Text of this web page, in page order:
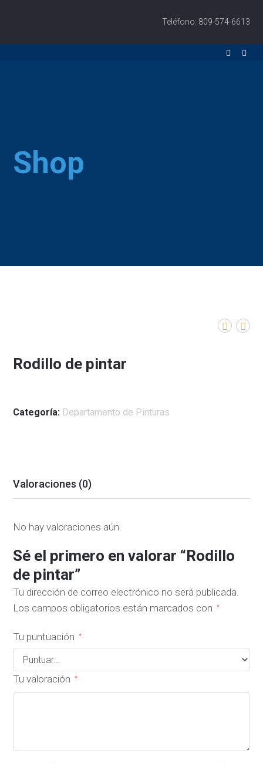
Teléfono: 809-574-6613
Shop
Rodillo de pintar
Categoría: Departamento de Pinturas
Valoraciones (0)
No hay valoraciones aún.
Sé el primero en valorar “Rodillo
de pintar”
Tu dirección de correo electrónico no será publicada.
Los campos obligatorios están marcados con
*
Tu puntuación *
Tu valoración *